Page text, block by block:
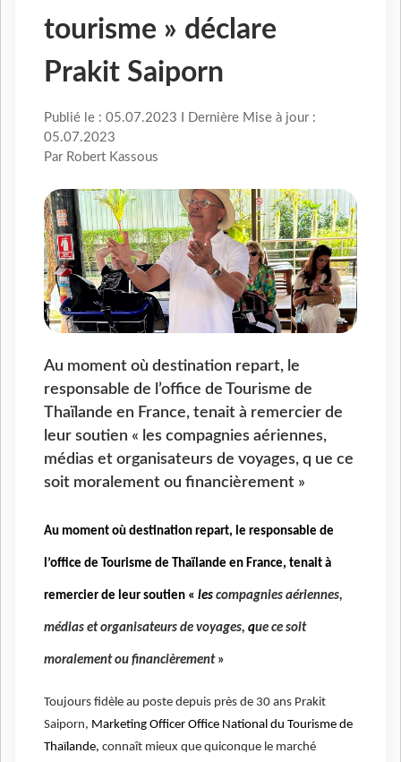
tourisme » déclare
Prakit Saiporn
Publié le : 05.07.2023 I Dernière Mise à jour :
05.07.2023
Par Robert Kassous
Au moment où destination repart, le
responsable de l’office de Tourisme de
Thaïlande en France, tenait à remercier de
leur soutien « les compagnies aériennes,
médias et organisateurs de voyages, q ue ce
soit moralement ou financièrement »
Au moment où destination repart, le responsable de
l’office de Tourisme de Thaïlande en France, tenait à
remercier de leur soutien « les compagnies aériennes,
médias et organisateurs de voyages, que ce soit
moralement ou financièrement»
Toujours fidèle au poste depuis près de 30 ans Prakit
Saiporn, Marketing Officer Office National du Tourisme de
Thaïlande, connaît mieux que quiconque le marché